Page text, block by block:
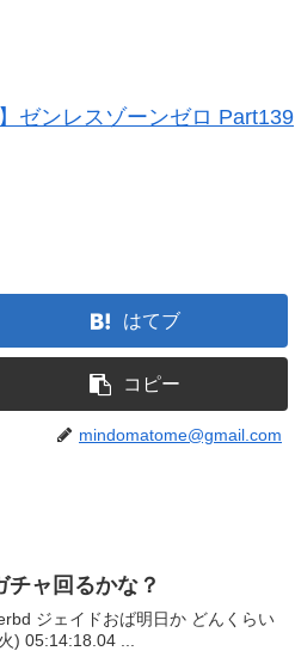
ゼンレスゾーンゼロ Part139
はてブ
コピー
mindomatome@gmail.com
チャ回るかな？
ジェイドおば明日か どんくらい
) 05:14:18.04 ...